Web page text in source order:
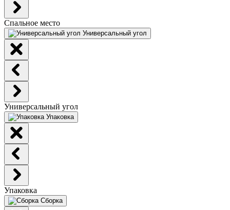
Спальное место
Универсальный угол
Универсальный угол
Упаковка
Упаковка
Сборка